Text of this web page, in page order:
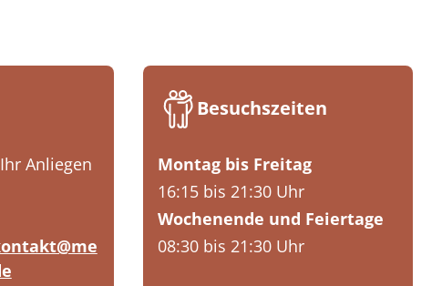
Anliegen
Besuchszeiten
Montag bis Freitag
16:15 bis 21:30 Uhr
Wochenende und Feiertage
08:30 bis 21:30 Uhr